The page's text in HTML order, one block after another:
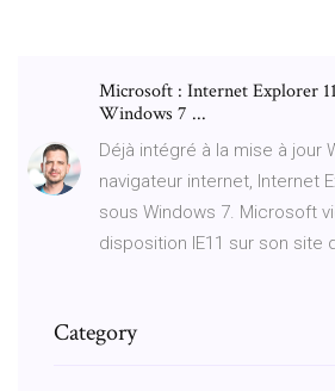
Microsoft : Internet Explorer
Windows 7 ...
Déjà intégré à la mise à jour
navigateur internet, Internet
sous Windows 7. Microsoft
disposition IE11 sur son site
Category